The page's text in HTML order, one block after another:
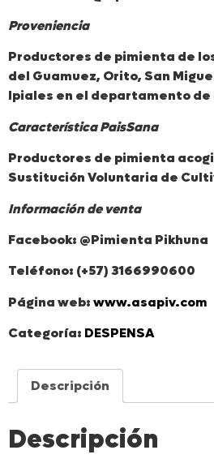
Proveniencia
Productores de pimienta de
del Guamuez, Orito, San
Ipiales en el departamento de
Característica PaisSana
Productores de pimienta
Sustitución Voluntaria de
Información de venta
Facebook: @Pimienta Pikhuna
Teléfono: (+57) 3166990600
Página web:www.asapiv.com
Categoría: DESPENSA
Descripción
Descripción